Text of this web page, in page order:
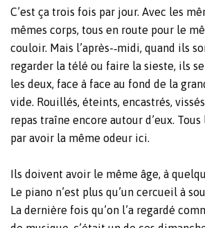
C’est ça trois fois par jour. Avec les
mêmes corps, tous en route pour le
couloir. Mais l’après-‐midi, quand ils
regarder la télé ou faire la sieste, ils
les deux, face à face au fond de la
vide. Rouillés, éteints, encastrés,
repas traîne encore autour d’eux.
par avoir la même odeur ici.
Ils doivent avoir le même âge, à
Le piano n’est plus qu’un cercueil à
La dernière fois qu’on l’a regardé